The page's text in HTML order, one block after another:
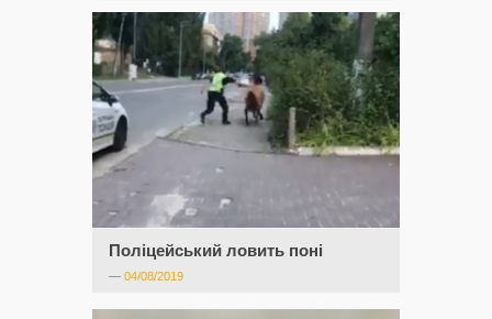
Поліцейський ловить поні
— 04/08/2019